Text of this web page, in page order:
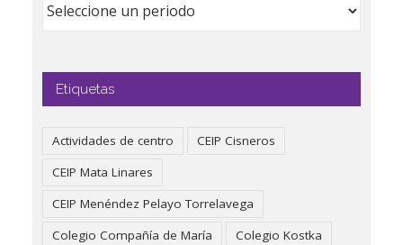
Etiquetas
Actividades de centro
CEIP Cisneros
CEIP Mata Linares
CEIP Menéndez Pelayo Torrelavega
Colegio Compañía de María
Colegio Kostka